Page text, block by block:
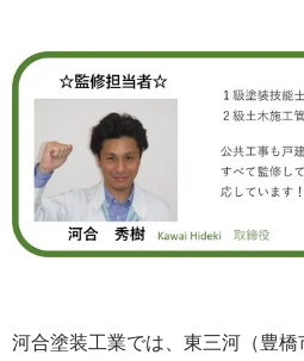
河合塗装工業では、東三河（豊